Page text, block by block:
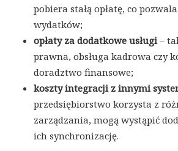
pobiera stałą opłatę, co
wydatków;
opłaty za dodatkowe usługi–
prawna, obsługa kadrowa czy
doradztwo finansowe;
koszty integracji z innymi
przedsiębiorstwo korzysta z
zarządzania, mogą wystąpić
ich synchronizację.